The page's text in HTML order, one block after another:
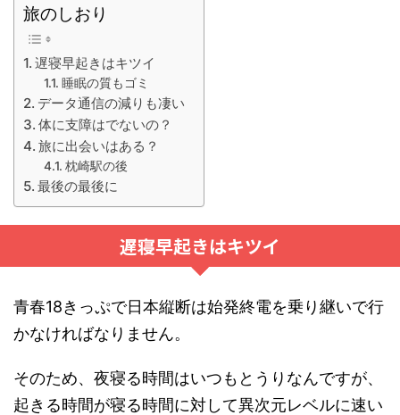
旅のしおり
遅寝早起きはキツイ
睡眠の質もゴミ
データ通信の減りも凄い
体に支障はでないの？
旅に出会いはある？
枕崎駅の後
最後の最後に
遅寝早起きはキツイ
青春18きっぷで日本縦断は始発終電を乗り継いで行
かなければなりません。
そのため、夜寝る時間はいつもとうりなんですが、
起きる時間が寝る時間に対して異次元レベルに速い